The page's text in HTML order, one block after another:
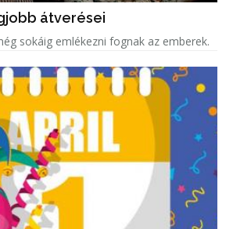
átverései
sokáig emlékezni fognak az emberek.